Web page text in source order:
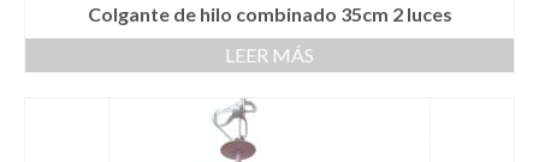
Colgante de hilo combinado 35cm 2 luces
LEER MÁS